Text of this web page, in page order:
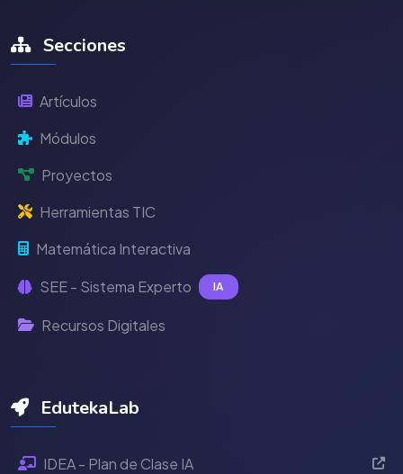
Secciones
Artículos
Módulos
Proyectos
Herramientas TIC
Matemática Interactiva
SEE - Sistema Experto IA
Recursos Digitales
EdutekaLab
IDEA - Plan de Clase IA